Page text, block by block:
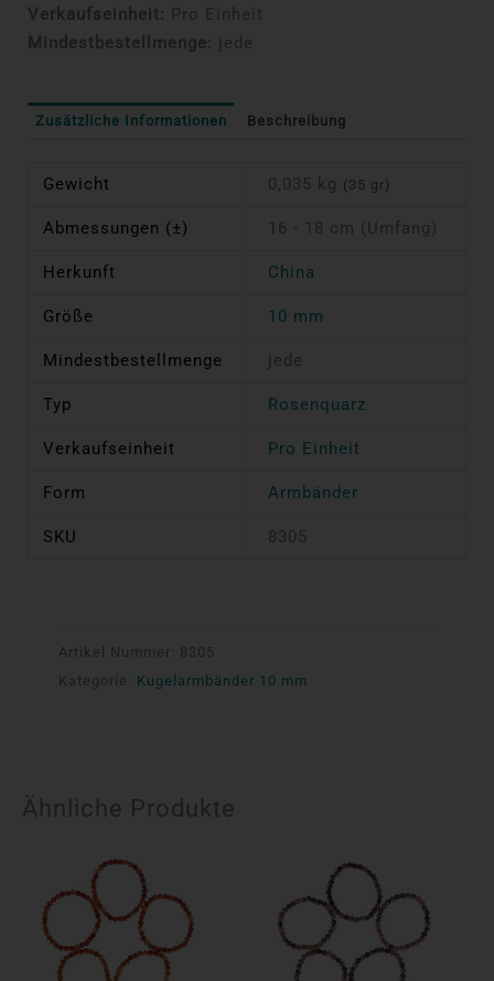
Verkaufseinheit: Pro Einheit
Mindestbestellmenge: jede
Zusätzliche Informationen Beschreibung
Gewicht 0,035 kg (35 gr)
Abmessungen (±) 16 - 18 cm (Umfang)
Herkunft China
Größe 10 mm
Mindestbestellmenge jede
Typ Rosenquarz
Verkaufseinheit Pro Einheit
Form Armbänder
SKU 8305
Artikel Nummer: 8305
Kategorie:
Kugelarmbänder 10 mm
Ähnliche Produkte